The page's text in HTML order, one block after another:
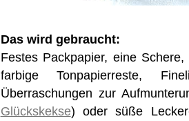
Das wird gebraucht:
Festes Packpapier, eine
farbige Tonpapierreste,
Überraschungen zur
Glückskekse) oder süße